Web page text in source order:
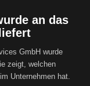
an das
GmbH wurde
zeigt, welchen
Unternehmen hat.